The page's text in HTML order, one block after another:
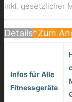
inkl. gesetzlicher
Details*Zum
Infos für Alle
Fitnessgeräte